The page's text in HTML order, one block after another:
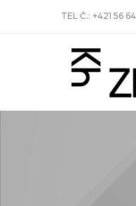
TEL Č.: +421 56